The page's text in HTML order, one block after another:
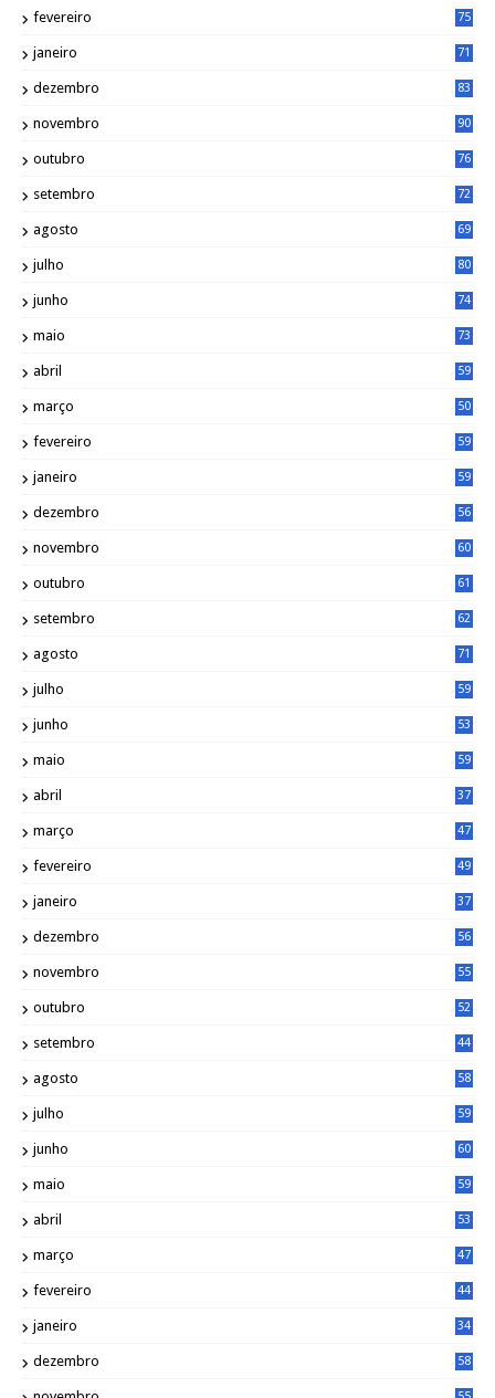
fevereiro 75
janeiro 71
dezembro 83
novembro 90
outubro 76
setembro 72
agosto 69
julho 80
junho 74
maio 73
abril 59
março 50
fevereiro 59
janeiro 59
dezembro 56
novembro 60
outubro 61
setembro 62
agosto 71
julho 59
junho 53
maio 59
abril 37
março 47
fevereiro 49
janeiro 37
dezembro 56
novembro 55
outubro 52
setembro 44
agosto 58
julho 59
junho 60
maio 59
abril 53
março 47
fevereiro 44
janeiro 34
dezembro 58